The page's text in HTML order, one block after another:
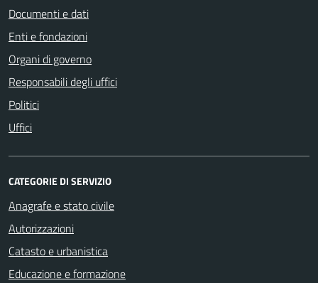
Documenti e dati
Enti e fondazioni
Organi di governo
Responsabili degli uffici
Politici
Uffici
CATEGORIE DI SERVIZIO
Anagrafe e stato civile
Autorizzazioni
Catasto e urbanistica
Educazione e formazione